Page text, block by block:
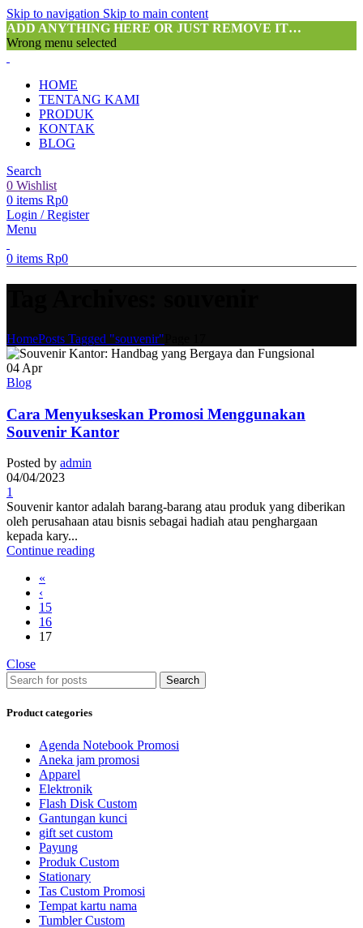
Skip to navigation Skip to main content
ADD ANYTHING HERE OR JUST REMOVE IT…
Wrong menu selected
HOME
TENTANG KAMI
PRODUK
KONTAK
BLOG
Search
0 Wishlist
0 items Rp0
Login / Register
Menu
0 items Rp0
HomePosts Tagged "souvenir"
04 Apr
Blog
Cara Menyukseskan Promosi Menggunakan
Souvenir Kantor
Posted by admin
04/04/2023
1
Souvenir kantor adalah barang-barang atau produk yang diberikan
oleh perusahaan atau bisnis sebagai hadiah atau penghargaan
kepada kary...
Continue reading
«
‹
15
16
17
Close
Search
Product categories
Agenda Notebook Promosi
Aneka jam promosi
Apparel
Elektronik
Flash Disk Custom
Gantungan kunci
gift set custom
Payung
Produk Custom
Stationary
Tas Custom Promosi
Tempat kartu nama
Tumbler Custom